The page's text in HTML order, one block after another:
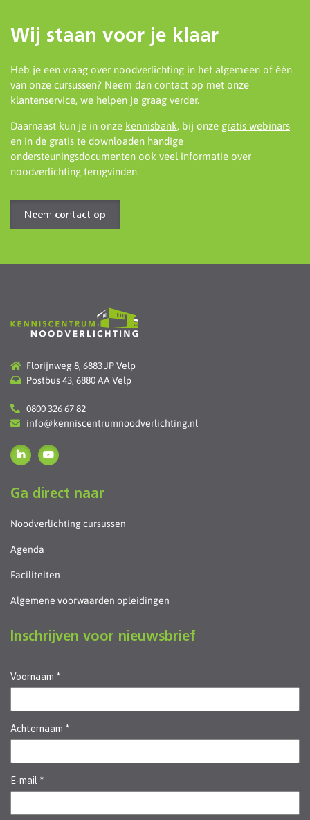
Wij staan voor je klaar
Heb je een vraag over noodverlichting in het algemeen of één
van onze cursussen? Neem dan contact op met onze
klantenservice, we helpen je graag verder.
Daarnaast kun je in onze kennisbank, bij onze gratis webinars
en in de gratis te downloaden handige
ondersteuningsdocumenten ook veel informatie over
noodverlichting terugvinden.
Neem contact op
Florijnweg 8, 6883 JP Velp
Postbus 43, 6880 AA Velp
0800 326 67 82
info@kenniscentrumnoodverlichting.nl
Ga direct naar
Noodverlichting cursussen
Agenda
Faciliteiten
Algemene voorwaarden opleidingen
Inschrijven voor nieuwsbrief